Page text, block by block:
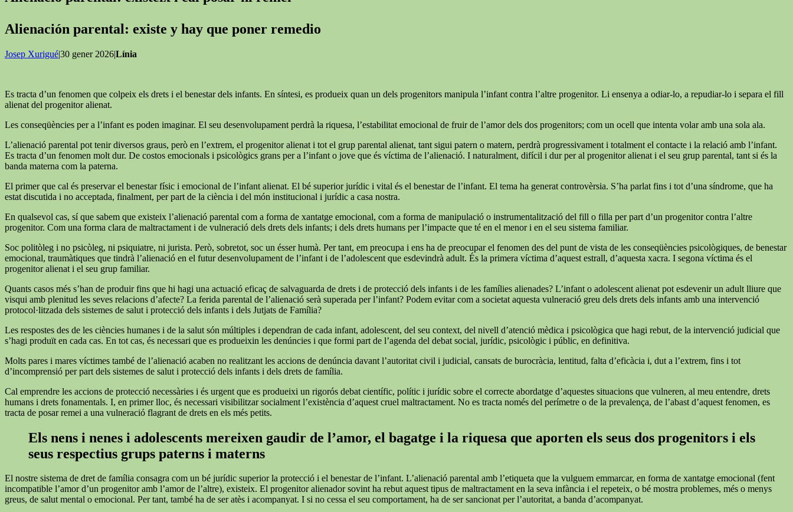
Alienación parental: existe y hay que poner remedio
Josep Xurigué|30 gener 2026|Línia
Es tracta d’un fenomen que colpeix els drets i el benestar dels infants. En síntesi, es produeix quan un dels progenitors manipula l’infant contra l’altre progenitor. Li ensenya a odiar-lo, a repudiar-lo i separa el fill
alienat del progenitor alienat.
Les conseqüències per a l’infant es poden imaginar. El seu desenvolupament perdrà la riquesa, l’estabilitat emocional de fruir de l’amor dels dos progenitors; com un ocell que intenta volar amb una sola ala.
L’alienació parental pot tenir diversos graus, però en l’extrem, el progenitor alienat i tot el grup parental alienat, tant sigui patern o matern, perdrà progressivament i totalment el contacte i la relació amb l’infant.
Es tracta d’un fenomen molt dur. De costos emocionals i psicològics grans per a l’infant o jove que és víctima de l’alienació. I naturalment, difícil i dur per al progenitor alienat i el seu grup parental, tant si és la
banda materna com la paterna.
El primer que cal és preservar el benestar físic i emocional de l’infant alienat. El bé superior jurídic i vital és el benestar de l’infant. El tema ha generat controvèrsia. S’ha parlat fins i tot d’una síndrome, que ha
estat discutida i no acceptada, finalment, per part de la ciència i del món institucional i jurídic a casa nostra.
En qualsevol cas, sí que sabem que existeix l’alienació parental com a forma de xantatge emocional, com a forma de manipulació o instrumentalització del fill o filla per part d’un progenitor contra l’altre
progenitor. Com una forma clara de maltractament i de vulneració dels drets dels infants; i dels drets humans per l’impacte que té en el menor i en el seu sistema familiar.
Soc politòleg i no psicòleg, ni psiquiatre, ni jurista. Però, sobretot, soc un ésser humà. Per tant, em preocupa i ens ha de preocupar el fenomen des del punt de vista de les conseqüències psicològiques, de benestar
emocional, traumàtiques que tindrà l’alienació en el futur desenvolupament de l’infant i de l’adolescent que esdevindrà adult. És la primera víctima d’aquest estrall, d’aquesta xacra. I segona víctima és el
progenitor alienat i el seu grup familiar.
Quants casos més s’han de produir fins que hi hagi una actuació eficaç de salvaguarda de drets i de protecció dels infants i de les famílies alienades? L’infant o adolescent alienat pot esdevenir un adult lliure que
visqui amb plenitud les seves relacions d’afecte? La ferida parental de l’alienació serà superada per l’infant? Podem evitar com a societat aquesta vulneració greu dels drets dels infants amb una intervenció
protocol·litzada dels sistemes de salut i protecció dels infants i dels Jutjats de Família?
Les respostes des de les ciències humanes i de la salut són múltiples i dependran de cada infant, adolescent, del seu context, del nivell d’atenció mèdica i psicològica que hagi rebut, de la intervenció judicial que
s’hagi produït en cada cas. En tot cas, és necessari que es produeixin les denúncies i que formi part de l’agenda del debat social, jurídic, psicològic i públic, en definitiva.
Molts pares i mares víctimes també de l’alienació acaben no realitzant les accions de denúncia davant l’autoritat civil i judicial, cansats de burocràcia, lentitud, falta d’eficàcia i, dut a l’extrem, fins i tot
d’incomprensió per part dels sistemes de salut i protecció dels infants i dels drets de família.
Cal emprendre les accions de protecció necessàries i és urgent que es produeixi un rigorós debat científic, polític i jurídic sobre el correcte abordatge d’aquestes situacions que vulneren, al meu entendre, drets
humans i drets fonamentals. I, en primer lloc, és necessari visibilitzar socialment l’existència d’aquest cruel maltractament. No es tracta només del perímetre o de la prevalença, de l’abast d’aquest fenomen, es
tracta de posar remei a una vulneració flagrant de drets en els més petits.
Els nens i nenes i adolescents mereixen gaudir de l’amor, el bagatge i la riquesa que aporten els seus dos progenitors i els
seus respectius grups paterns i materns
El nostre sistema de dret de família consagra com un bé jurídic superior la protecció i el benestar de l’infant. L’alienació parental amb l’etiqueta que la vulguem emmarcar, en forma de xantatge emocional (fent
incompatible l’amor d’un progenitor amb l’amor de l’altre), existeix. El progenitor alienador sovint ha rebut aquest tipus de maltractament en la seva infància i el repeteix, o bé mostra problemes, més o menys
greus, de salut mental o emocional. Per tant, també ha de ser atès i acompanyat. I si no cessa el seu comportament, ha de ser sancionat per l’autoritat, a banda d’acompanyat.